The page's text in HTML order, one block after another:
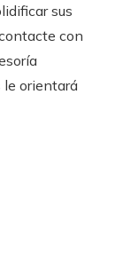
sus
con
le orientará